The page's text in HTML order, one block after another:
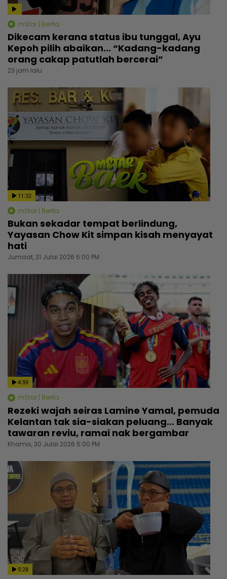
mStar | Berita
Dikecam kerana status ibu tunggal, Ayu
Kepoh pilih abaikan... “Kadang-kadang
orang cakap patutlah bercerai”
23 jam lalu
11:32
mStar | Berita
Bukan sekadar tempat berlindung,
Yayasan Chow Kit simpan kisah menyayat
hati
Jumaat, 31 Julai 2026 6:00 PM
4:59
mStar | Berita
Rezeki wajah seiras Lamine Yamal, pemuda
Kelantan tak sia-siakan peluang... Banyak
tawaran reviu, ramai nak bergambar
Khamis, 30 Julai 2026 5:00 PM
5:28